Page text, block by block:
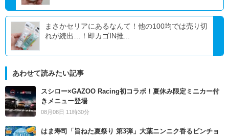
まさかセリアにあるなんて！他の100均では売り切
れが続出…！即カゴIN推...
あわせて読みたい記事
スシロー×GAZOO Racing初コラボ！夏休み限定ミニカー付
きメニュー登場
08月08日 11時30分
はま寿司「旨ねた夏祭り 第3弾」大葉ニンニク香るビンチョ